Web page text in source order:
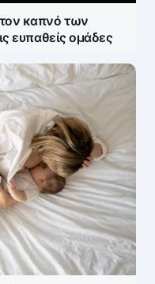
καπνό των
ευπαθείς ομάδες